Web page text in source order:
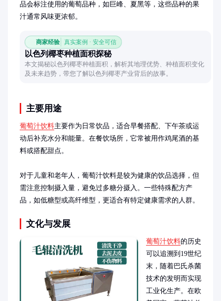
品会标注使用的葡萄品种，如巨峰、夏黑等，这些品种的果
汁通常风味更浓郁。
商家经验 真实案例 · 安全可信
以色列椰枣种植面积探秘
本文揭秘以色列椰枣种植面积，解析其地理优势、种植面积变化
及未来趋势，带您了解以色列椰枣产业背后的故事。
主要用途
葡萄汁饮料主要作为日常饮品，适合早餐搭配、下午茶或运
动后补充水分和能量。在餐饮场所，它常被用作鸡尾酒的基
料或搭配甜点。
对于儿童和老年人，葡萄汁饮料是较为健康的饮品选择，但
需注意控制摄入量，避免过多糖分摄入。一些特殊配方产
品，如低糖型或高纤维型，更适合有特定健康需求的人群。
文化与发展
葡萄汁饮料的历史
可以追溯到19世纪
末，随着巴氏杀菌
技术的发明而实现
工业化生产。在欧